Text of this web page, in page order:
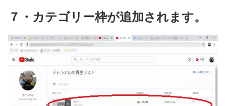
７・カテゴリー枠が追加されます。